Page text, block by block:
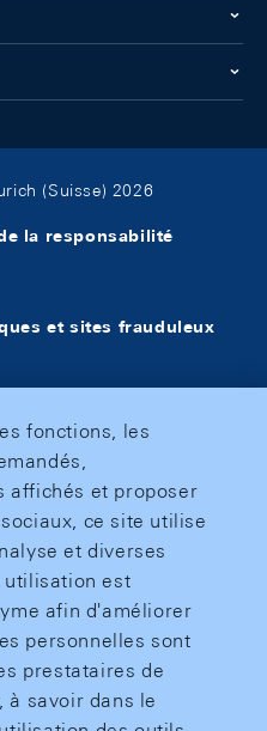
(Suisse) 2026
la responsabilité
et sites frauduleux
fonctions, les
affichés et proposer
ce site utilise
et diverses
utilisation est
afin d'améliorer
personnelles sont
prestataires de
à savoir dans le